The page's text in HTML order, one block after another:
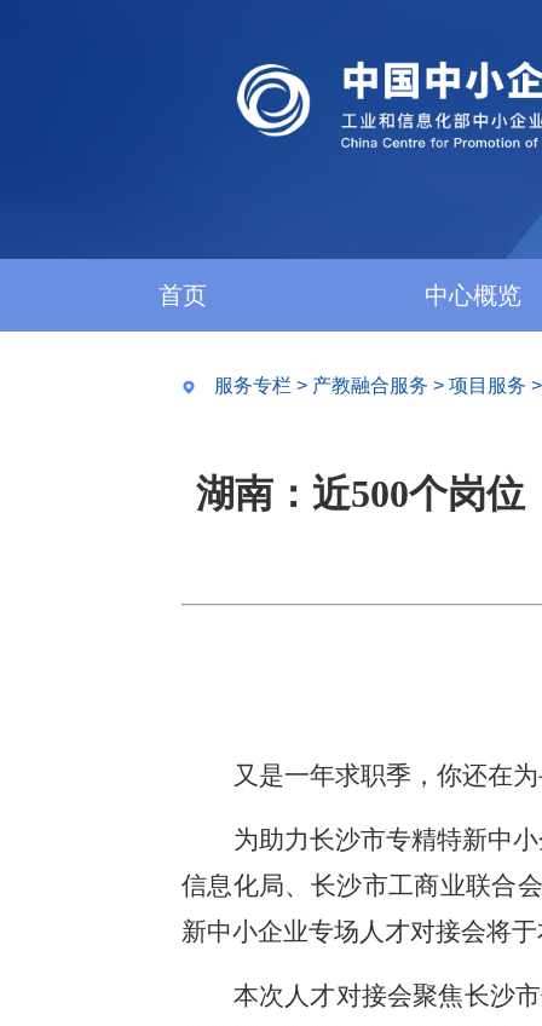
首页 中心概览
服务专栏 > 产教融合服务 > 项目服务
湖南：近500个岗位
又是一年求职季，你还在
为助力长沙市专精特新中
信息化局、长沙市工商业联合
新中小企业专场人才对接会将
本次人才对接会聚焦长沙